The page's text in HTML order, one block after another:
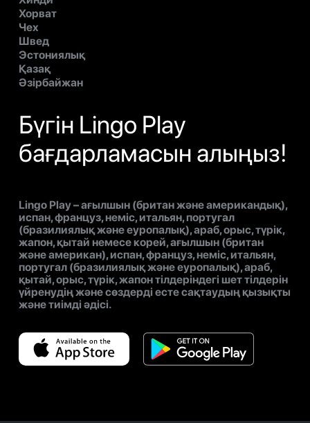
Хорват
Чех
Швед
Эстониялық
Қазақ
Әзірбайжан
Бүгін Lingo Play
бағдарламасын алыңыз!
Lingo Play – ағылшын (британ және американдық),
испан, француз, неміс, итальян, португал
(бразилиялық және еуропалық), араб, орыс, түрік,
жапон, қытай немесе корей, ағылшын (британ
және американ), испан, француз, неміс, итальян,
португал (бразилиялық және еуропалық), араб,
қытай, орыс, түрік, жапон тілдеріндегі шет тілдерін
үйренудің және сөздерді есте сақтаудың қызықты
және тиімді әдісі.